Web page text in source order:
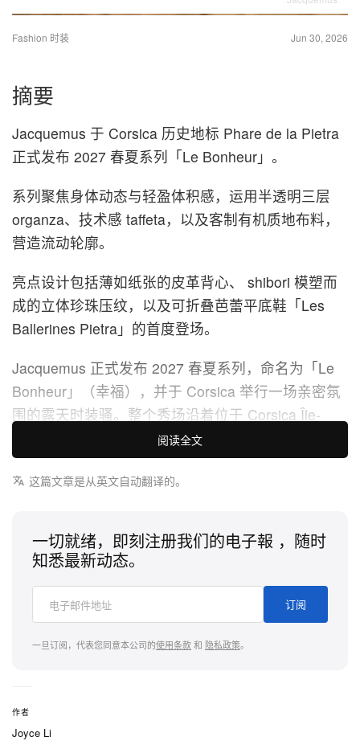
Fashion 时装 Jun 30, 2026
摘要
Jacquemus 于 Corsica 历史地标 Phare de la Pietra
正式发布 2027 春夏系列「Le Bonheur」。
系列聚焦身体动态与轻盈体积感，运用半透明三层
organza、技术感 taffeta，以及客制有机质地布料，
营造流动轮廓。
亮点设计包括薄如纸张的皮革背心、 shibori 模塑而
成的立体珍珠压纹，以及可折叠芭蕾平底鞋「Les
Ballerines Pietra」的首度登场。
Jacquemus 正式发布 2027 春夏系列，命名为「Le
Bonheur」（幸福），并于 Corsica 举行一场亲密氛
围的露天时装骚。整个秀场沿着位于 Corsica Île-
Rousse、通往 Phare de la Pietra 的崎岖海风小径而
建，宛如一封献给地中海慢活夏日的诗意情书，借助
清晨暖阳与海岸微风等自然元素，为前卫廓形注入如
整个系列在极简剪裁与夸张玩味结构之间灵动游走。
以「让布料挣脱僵化结构」为出发点，设计师 Simon
Porte Jacquemus 大胆探索半透明质感与轻盈叠搭。
天桥上亮相的包括以细腻三层 organza 制成的轻薄西
装外套与同款短裤、随步伐鼓动的垂地长袍式大衣，
的腰线，以技术感 taffeta 套装为主角，结构分明的
外套俐落扎入配以紧束皮带的长裤之中。
阅读全文
这篇文章是从英文自动翻译的。
一切就绪，即刻注册我们的电子報 ，随时
知悉最新动态。
订阅
一旦订阅，代表您同意本公司的使用条款和 隐私政策。
作者
Joyce Li